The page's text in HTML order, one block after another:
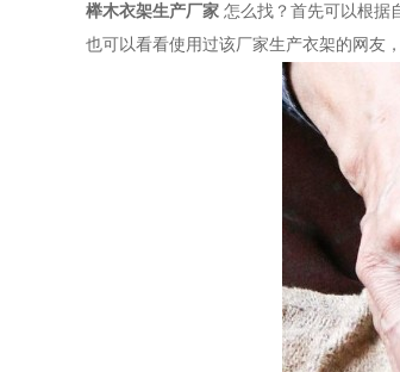
榉木衣架生产厂家 怎么找？首先可以根据
也可以看看使用过该厂家生产衣架的网友